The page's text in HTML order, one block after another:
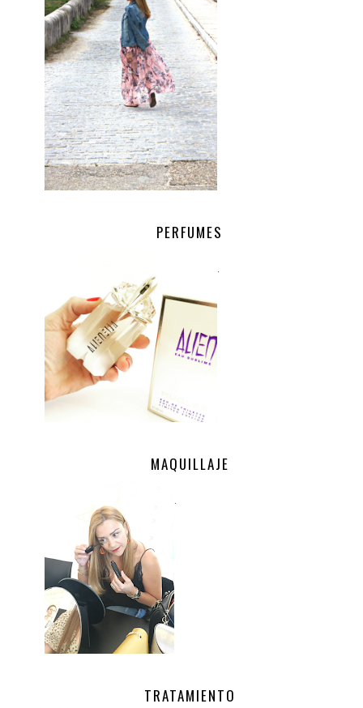
PERFUMES
.
MAQUILLAJE
.
TRATAMIENTO